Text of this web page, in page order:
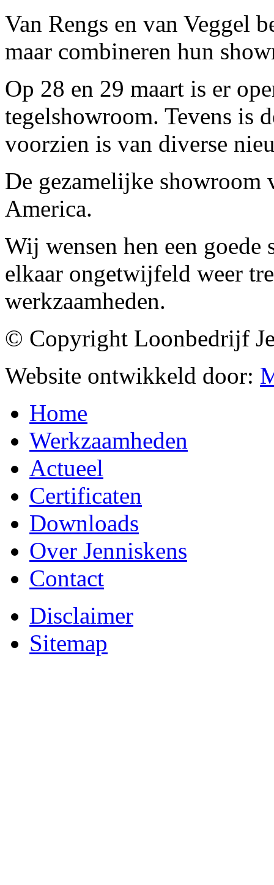
Van Rengs en van Veggel
maar combineren hun
Op 28 en 29 maart is er
tegelshowroom. Tevens is
voorzien is van diverse
De gezamelijke
America.
Wij wensen hen een
elkaar ongetwijfeld weer
werkzaamheden.
© Copyright Loonbedrijf
Website ontwikkeld door:
Home
Werkzaamheden
Actueel
Certificaten
Downloads
Over Jenniskens
Contact
Disclaimer
Sitemap